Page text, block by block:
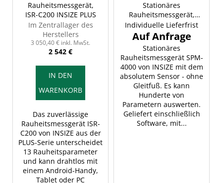
Rauheitsmessgerät,
ISR-C200 INSIZE PLUS
Im Zentrallager des
Herstellers
3 050,40 € inkl. MwSt.
2 542 €
IN DEN
WARENKORB
Das zuverlässige
Rauheitsmessgerät ISR-
C200 von INSIZE aus der
PLUS-Serie unterscheidet
13 Rauheitsparameter
und kann drahtlos mit
einem Android-Handy,
Tablet oder PC
Stationäres
Rauheitsmessgerät,
INSIZE SPM-4000
Individuelle Lieferfrist
Stationäres
Rauheitsmessgerät SPM-
4000 von INSIZE mit dem
absolutem Sensor - ohne
Gleitfuß. Es kann
Hunderte von
Parametern auswerten.
Geliefert einschließlich
Software, mit...